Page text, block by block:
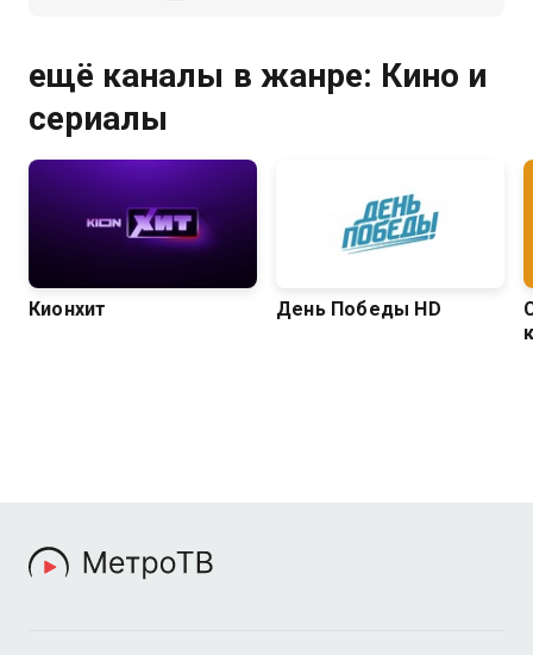
ещё каналы в жанре: Кино и
сериалы
Кионхит День Победы HD